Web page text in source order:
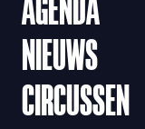
NIEUWS
CIRCUSSEN